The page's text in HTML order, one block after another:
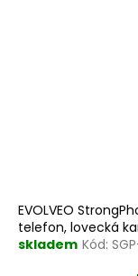
EVOLVEO
telefon, lovecká
skladem Kód: